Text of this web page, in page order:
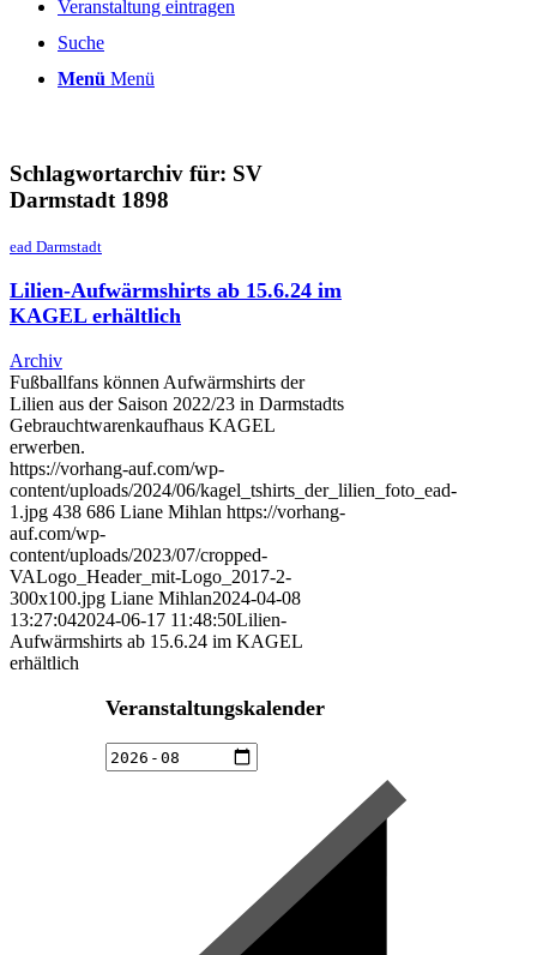
Veranstaltung eintragen
Suche
Menü Menü
Schlagwortarchiv für: SV
Darmstadt 1898
ead Darmstadt
Lilien-Aufwärmshirts ab 15.6.24 im
KAGEL erhältlich
Archiv
Fußballfans können Aufwärmshirts der
Lilien aus der Saison 2022/23 in Darmstadts
Gebrauchtwarenkaufhaus KAGEL
erwerben.
https://vorhang-auf.com/wp-
content/uploads/2024/06/kagel_tshirts_der_lilien_foto_ead-
1.jpg 438 686 Liane Mihlan https://vorhang-
auf.com/wp-
content/uploads/2023/07/cropped-
VALogo_Header_mit-Logo_2017-2-
300x100.jpg Liane Mihlan2024-04-08
13:27:042024-06-17 11:48:50Lilien-
Aufwärmshirts ab 15.6.24 im KAGEL
erhältlich
Veranstaltungskalender